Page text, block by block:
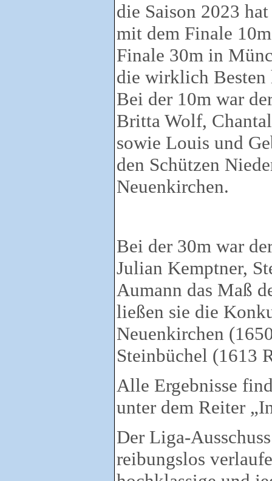
die Saison 2023
mit dem Finale
Finale 30m in
die wirklich Besten
Bei der 10m war
Britta Wolf,
sowie Louis und
den Schützen
Neuenkirchen.
Bei der 30m war
Julian Kemptner,
Aumann das Maß
ließen sie die
Neuenkirchen
Steinbüchel (1613
Alle Ergebnisse
unter dem Reiter
Der Liga-
reibungslos